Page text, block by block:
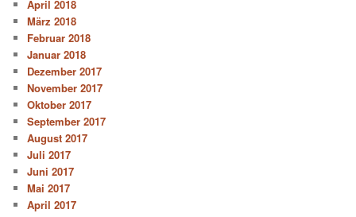
April 2018
März 2018
Februar 2018
Januar 2018
Dezember 2017
November 2017
Oktober 2017
September 2017
August 2017
Juli 2017
Juni 2017
Mai 2017
April 2017